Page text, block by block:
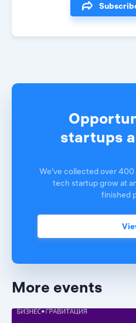
startups
We've collected over
tech startup grow at
finished
More events